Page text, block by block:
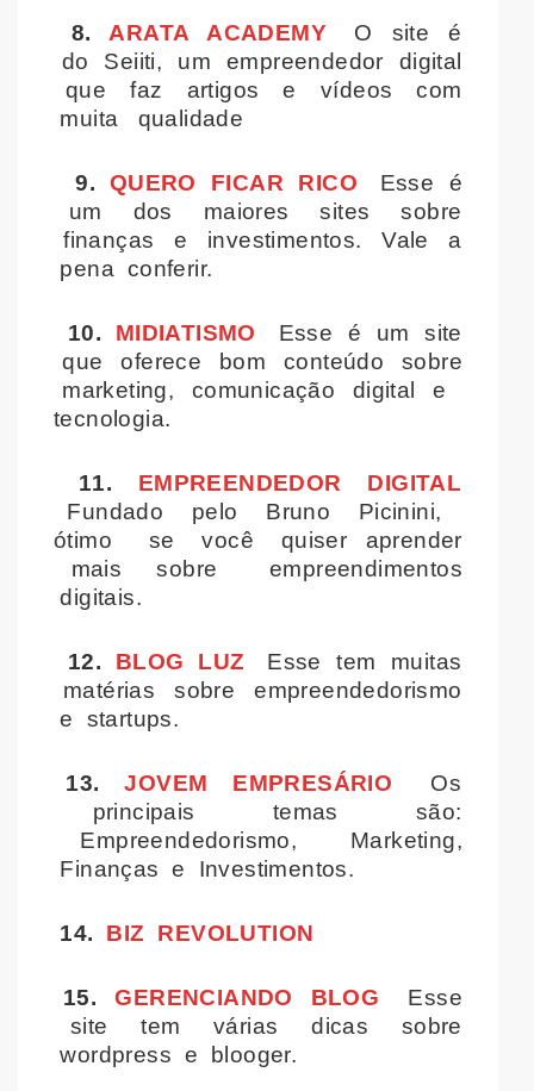
8. ARATA ACADEMY O site é
do Seiiti, um empreendedor digital
que faz artigos e vídeos com
muita qualidade
9. QUERO FICAR RICO Esse é
um dos maiores sites sobre
finanças e investimentos. Vale a
pena conferir.
10. MIDIATISMO Esse é um site
que oferece bom conteúdo sobre
marketing, comunicação digital e
tecnologia.
11. EMPREENDEDOR DIGITAL
Fundado pelo Bruno Picinini,
ótimo se você quiser aprender
mais sobre empreendimentos
digitais.
12. BLOG LUZ Esse tem muitas
matérias sobre empreendedorismo
e startups.
13.JOVEM EMPRESÁRIO Os
principais temas são:
Empreendedorismo, Marketing,
Finanças e Investimentos.
14. BIZ REVOLUTION
15.GERENCIANDO BLOG Esse
site tem várias dicas sobre
wordpress e blooger.